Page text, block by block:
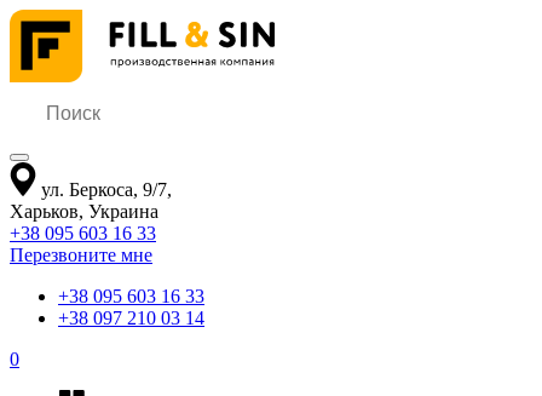
ул. Беркоса, 9/7,
Харьков, Украина
+38 095 603 16 33
Перезвоните мне
+38 095 603 16 33
+38 097 210 03 14
0